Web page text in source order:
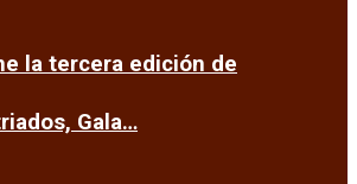
la tercera edición de
Gala…